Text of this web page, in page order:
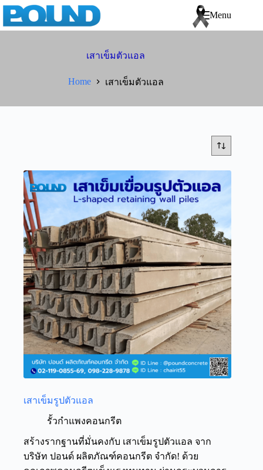
Menu
เสาเข็มตัวแอล
Home เสาเข็มตัวแอล
เสาเข็มรูปตัวแอล
รั้วกำแพงคอนกรีต
สร้างรากฐานที่มั่นคงกับ เสาเข็มรูปตัวแอล จาก
บริษัท ปอนด์ ผลิตภัณฑ์คอนกรีต จำกัด! ด้วย